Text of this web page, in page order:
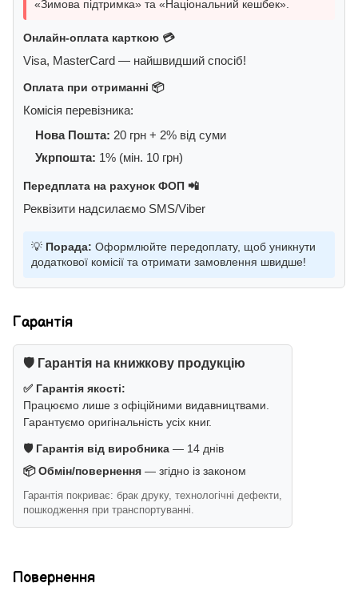
«Зимова підтримка» та «Національний кешбек».
Онлайн-оплата карткою 💳
Visa, MasterCard — найшвидший спосіб!
Оплата при отриманні 📦
Комісія перевізника:
Нова Пошта: 20 грн + 2% від суми
Укрпошта: 1% (мін. 10 грн)
Передплата на рахунок ФОП 📲
Реквізити надсилаємо SMS/Viber
💡 Порада: Оформлюйте передоплату, щоб уникнути
додаткової комісії та отримати замовлення швидше!
Гарантія
🛡️ Гарантія на книжкову продукцію
✅ Гарантія якості:
Працюємо лише з офіційними видавництвами.
Гарантуємо оригінальність усіх книг.
🛡️ Гарантія від виробника — 14 днів
📦 Обмін/повернення — згідно із законом
Гарантія покриває: брак друку, технологічні дефекти,
пошкодження при транспортуванні.
Повернення